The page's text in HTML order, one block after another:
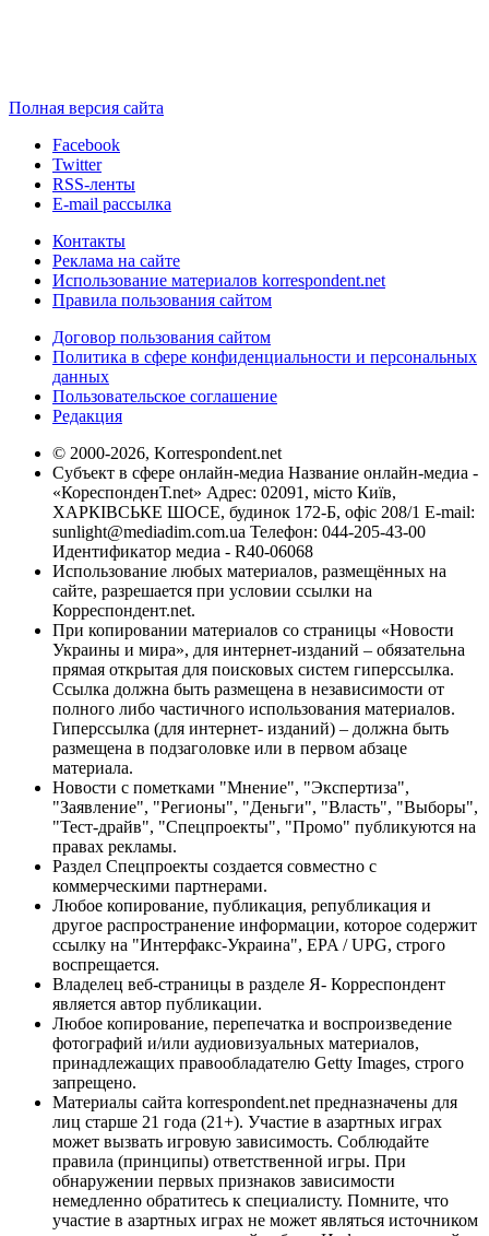
Полная версия сайта
Facebook
Twitter
RSS-ленты
E-mail рассылка
Контакты
Реклама на сайте
Использование материалов korrespondent.net
Правила пользования сайтом
Договор пользования сайтом
Политика в сфере конфиденциальности и персональных
данных
Пользовательское соглашение
Редакция
© 2000-2026, Korrespondent.net
Субъект в сфере онлайн-медиа Название онлайн-медиа -
«КореспонденТ.net» Адрес: 02091, місто Київ,
ХАРКІВСЬКЕ ШОСЕ, будинок 172-Б, офіс 208/1 E-mail:
sunlight@mediadim.com.ua Телефон: 044-205-43-00
Идентификатор медиа - R40-06068
Использование любых материалов, размещённых на
сайте, разрешается при условии ссылки на
Корреспондент.net.
При копировании материалов со страницы «Новости
Украины и мира», для интернет-изданий – обязательна
прямая открытая для поисковых систем гиперссылка.
Ссылка должна быть размещена в независимости от
полного либо частичного использования материалов.
Гиперссылка (для интернет- изданий) – должна быть
размещена в подзаголовке или в первом абзаце
материала.
Новости с пометками "Мнение", "Экспертиза",
"Заявление", "Регионы", "Деньги", "Власть", "Выборы",
"Тест-драйв", "Спецпроекты", "Промо" публикуются на
правах рекламы.
Раздел Спецпроекты создается совместно с
коммерческими партнерами.
Любое копирование, публикация, републикация и
другое распространение информации, которое содержит
ссылку на "Интерфакс-Украина", EPA / UPG, строго
воспрещается.
Владелец веб-страницы в разделе Я- Корреспондент
является автор публикации.
Любое копирование, перепечатка и воспроизведение
фотографий и/или аудиовизуальных материалов,
принадлежащих правообладателю Getty Images, строго
запрещено.
Материалы сайта korrespondent.net предназначены для
лиц старше 21 года (21+). Участие в азартных играх
может вызвать игровую зависимость. Соблюдайте
правила (принципы) ответственной игры. При
обнаружении первых признаков зависимости
немедленно обратитесь к специалисту. Помните, что
участие в азартных играх не может являться источником